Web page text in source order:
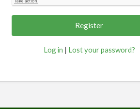
Log in | Lost your password?